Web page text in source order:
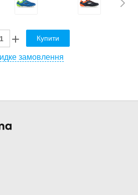
Купити
замовлення